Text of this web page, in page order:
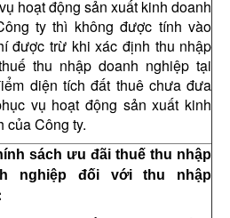
hoạt động sản xuất kinh doanh
ty thì không được tính vào
được trừ khi xác định thu nhập
thu nhập doanh nghiệp tại
diện tích đất thuê chưa đưa
vụ hoạt động sản xuất kinh
của Công ty.
sách ưu đãi thuế thu nhập
nghiệp đối với thu nhập